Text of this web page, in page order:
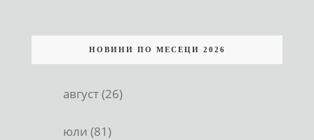
НОВИНИ ПО МЕСЕЦИ 2026
август (26)
юли (81)